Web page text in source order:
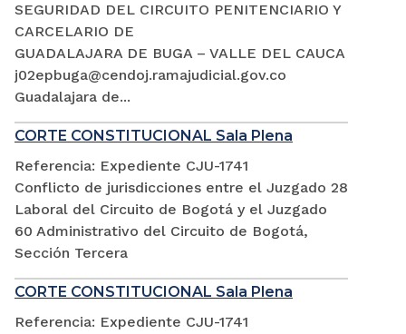
SEGURIDAD DEL CIRCUITO PENITENCIARIO Y
CARCELARIO DE
GUADALAJARA DE BUGA – VALLE DEL CAUCA
j02epbuga@cendoj.ramajudicial.gov.co
Guadalajara de...
CORTE CONSTITUCIONAL Sala Plena
Referencia: Expediente CJU-1741
Conflicto de jurisdicciones entre el Juzgado 28
Laboral del Circuito de Bogotá y el Juzgado
60 Administrativo del Circuito de Bogotá,
Sección Tercera
CORTE CONSTITUCIONAL Sala Plena
Referencia: Expediente CJU-1741